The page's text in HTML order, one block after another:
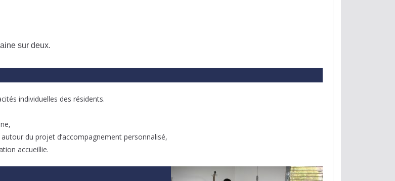
sur deux.
individuelles des résidents.
du projet d’accompagnement personnalisé,
accueillie.